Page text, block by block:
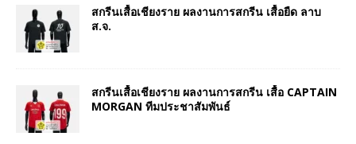
สกรีนเสื้อเชียงราย ผลงานการสกรีน เสื้อยืด ลาบ
ส.จ.
สกรีนเสื้อเชียงราย ผลงานการสกรีน เสื้อ CAPTAIN
MORGAN ทีมประชาสัมพันธ์